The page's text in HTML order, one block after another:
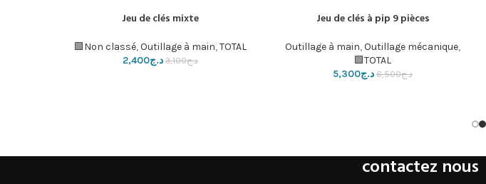
إضافة إلى السلةJeu de clés à pip 9 pièces
Outillage à main,Outillage mécanique,
TOTAL🟩
د.ج6,500 د.ج5,300
إضافة إلى السلةJeu de clés mixte
Non classé,Outillage à main,TOTAL🟩
د.ج3,100 د.ج2,400
contactez nous